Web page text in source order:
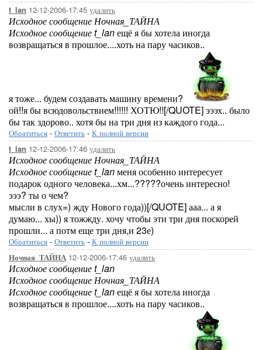
t_lan 12-12-2006-17:45 удалить
Исходное сообщение Ночная_ТАЙНА
Исходное сообщение t_lanещё я бы хотела иногда
возвращаться в прошлое....хоть на пару часиков..
я тоже... будем создавать машину времени?
ой!!я бы всюдовольствием!!!!!! ХОТЮ!![/QUOTE] эээх.. было
бы так здорово.. хотя бы на три дня из каждого года...
Обратиться - Ответить - К полной версии
t_lan 12-12-2006-17:46 удалить
Исходное сообщение Ночная_ТАЙНА
Исходное сообщение t_lanменя особенно интересует
подарок одного человека...хм...?????очень интересно!
эээ? ты о чем?
мысли в слух=) жду Нового года))[/QUOTE] ааа... а я
думаю... хы)) я тожжду. хочу чтобы эти три дня поскорей
прошли... а потм еще три дня,и 23е)
Обратиться - Ответить - К полной версии
Ночная_ТАЙНА 12-12-2006-17:46 удалить
Исходное сообщение t_lan
Исходное сообщение Ночная_ТАЙНА
Исходное сообщение t_lanещё я бы хотела иногда
возвращаться в прошлое....хоть на пару часиков..